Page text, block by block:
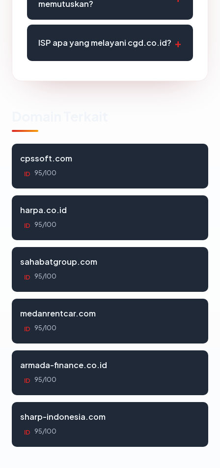
memutuskan?
ISP apa yang melayani cgd.co.id?
cpssoft.com
ID 95/100
harpa.co.id
ID 95/100
sahabatgroup.com
ID 95/100
medanrentcar.com
ID 95/100
armada-finance.co.id
ID 95/100
sharp-indonesia.com
ID 95/100